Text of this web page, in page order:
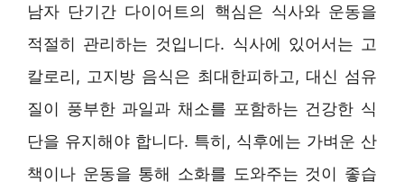
남자 단기간 다이어트의 핵심은 식사와 운동을
적절히 관리하는 것입니다. 식사에 있어서는 고
칼로리, 고지방 음식은 최대한피하고, 대신 섬유
질이 풍부한 과일과 채소를 포함하는 건강한 식
단을 유지해야 합니다. 특히, 식후에는 가벼운 산
책이나 운동을 통해 소화를 도와주는 것이 좋습